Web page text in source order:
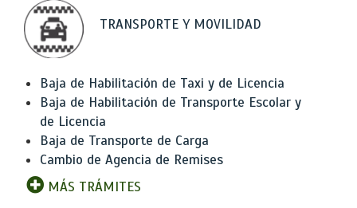
TRANSPORTE Y MOVILIDAD
Baja de Habilitación de Taxi y de Licencia
Baja de Habilitación de Transporte Escolar y
de Licencia
Baja de Transporte de Carga
Cambio de Agencia de Remises
MÁS TRÁMITES